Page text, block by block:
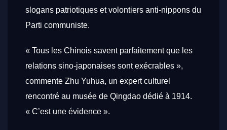
slogans patriotiques et volontiers anti-nippons du
Parti communiste.
« Tous les Chinois savent parfaitement que les
relations sino-japonaises sont exécrables »,
commente Zhu Yuhua, un expert culturel
rencontré au musée de Qingdao dédié à 1914.
« C’est une évidence ».